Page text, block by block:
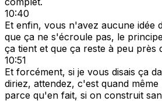
10:40
Et enfin, vous n'avez aucune idée
que ça ne s'écroule pas, le
ça tient et que ça reste à peu près
10:51
Et forcément, si je vous disais ça
diriez, attendez, c'est quand
parce qu'en fait, si on construit